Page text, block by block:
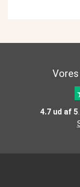
4.7 ud af 5